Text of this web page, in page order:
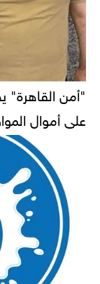
"أمن
على أموال